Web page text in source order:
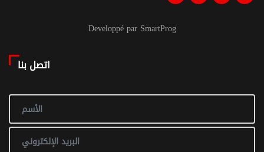
Developpé par SmartProg
اتصل بنا